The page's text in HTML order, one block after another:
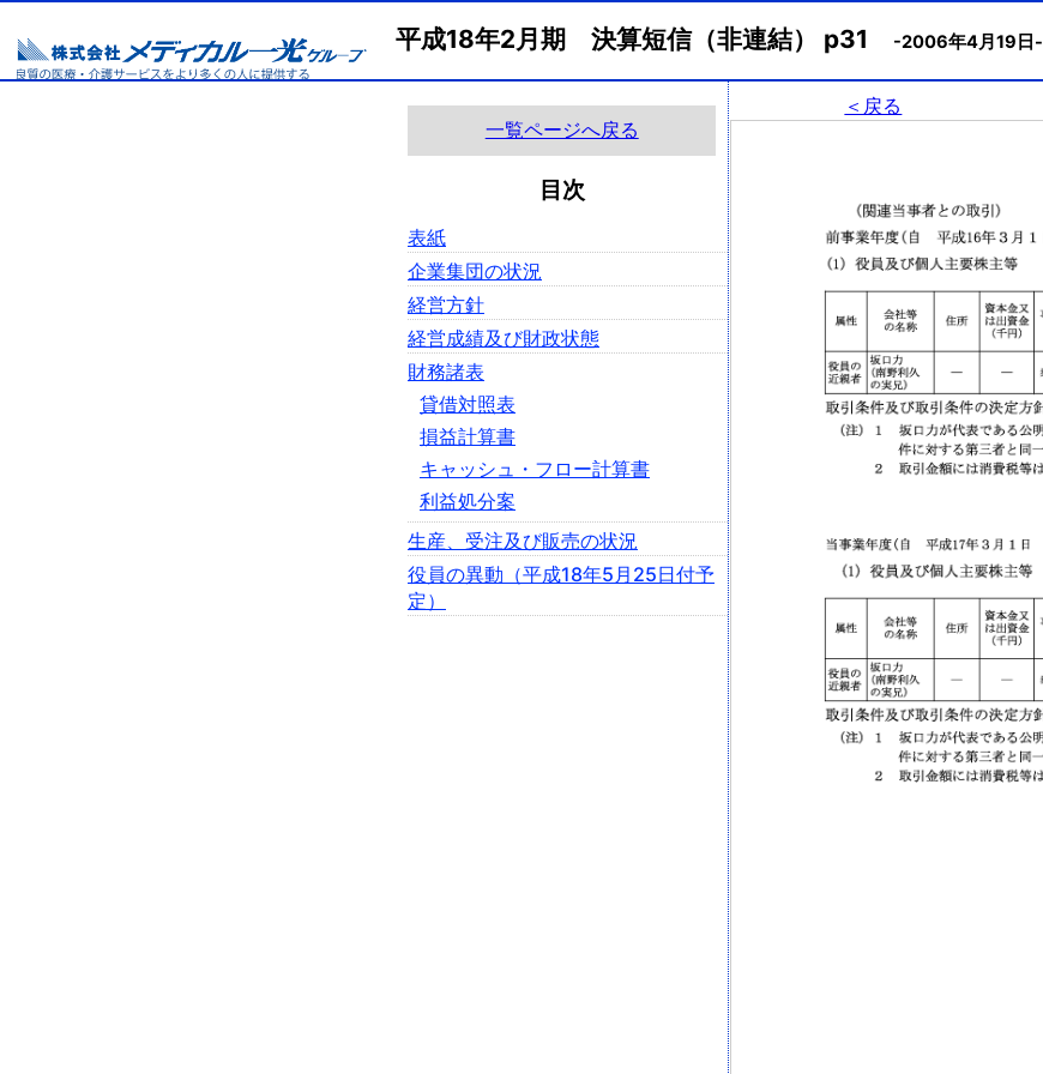
平成18年2月期 決算短信（非連結） p31 -2006年4月19日-
一覧ページへ戻る
目次
表紙
企業集団の状況
経営方針
経営成績及び財政状態
財務諸表
貸借対照表
損益計算書
キャッシュ・フロー計算書
利益処分案
生産、受注及び販売の状況
役員の異動（平成18年5月25日付予
定）
＜戻る